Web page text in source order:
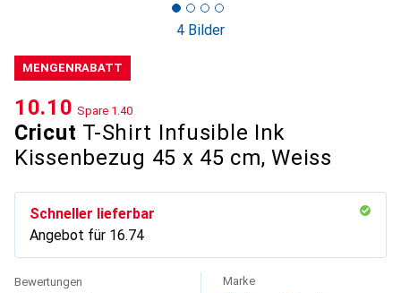
4 Bilder
MENGENRABATT
Cricut T-Shirt Infusible Ink
Kissenbezug 45 x 45 cm, Weiss
CHF
10.10 Spare CHF
1.40
Schneller lieferbar
Angebot für CHF
16.74
Bewertungen Marke